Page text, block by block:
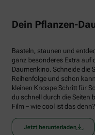
Dein Pflanzen-
Basteln, staunen und
ganz besonderes Extra auf
Daumenkino. Schneide die
Reihenfolge und schon
kleinen Knospe Schritt für
du schnell durch die Seiten
Film – wie cool ist das denn?
Jetzt herunterladen